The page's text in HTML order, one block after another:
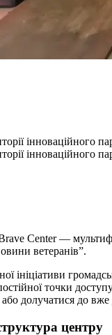
інноваційного
інноваційного
Center —
ветеранів”.
ініціативи
точки
долучатися до
центру